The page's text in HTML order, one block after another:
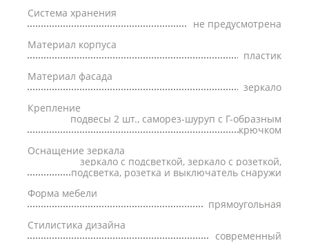
Система хранения
не предусмотрена
Материал корпуса
пластик
Материал фасада
зеркало
Крепление
подвесы 2 шт., саморез-шуруп с Г-образным
крючком
Оснащение зеркала
зеркало с подсветкой, зеркало с розеткой,
подсветка, розетка и выключатель снаружи
Форма мебели
прямоугольная
Стилистика дизайна
современный